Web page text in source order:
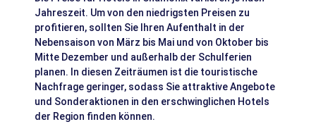
Jahreszeit. Um von den niedrigsten Preisen zu
profitieren, sollten Sie Ihren Aufenthalt in der
Nebensaison von März bis Mai und von Oktober bis
Mitte Dezember und außerhalb der Schulferien
planen. In diesen Zeiträumen ist die touristische
Nachfrage geringer, sodass Sie attraktive Angebote
und Sonderaktionen in den erschwinglichen Hotels
der Region finden können.